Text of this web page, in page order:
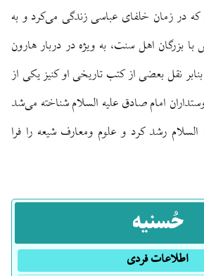
که در زمان خلفای عباسی زندگی می‌کرد و به
بزرگان اهل سنت، به ویژه در دربار هارون
نقل بعضی از کتب تاریخی او کنیز یکی از
امام صادق علیه السلام شناخته می‌شد
رشد کرد و علوم ومعارف شیعه را فرا
حُسنیه
اطلاعات فردی